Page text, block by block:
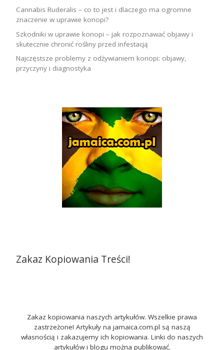
Cannabis Ruderalis – co to jest i dlaczego ma ogromne
znaczenie w uprawie konopi?
Szkodniki w uprawie konopi – jak rozpoznawać objawy i
skutecznie chronić rośliny przed infestacją
Najczęstsze problemy z odżywianiem konopi: objawy,
przyczyny i diagnostyka
Zakaz Kopiowania Treści!
Zakaz kopiowania naszych artykułów. Wszelkie prawa
zastrzeżone! Artykuły na jamaica.com.pl są naszą
własnością i zakazujemy ich kopiowania. Linki do naszych
artykułów i blogu można publikować.